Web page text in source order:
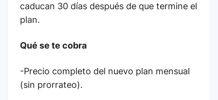
caducan 30 días después de que termine el
plan.
Qué se te cobra
-Precio completo del nuevo plan mensual
(sin prorrateo).